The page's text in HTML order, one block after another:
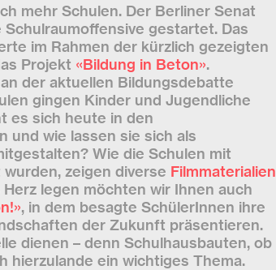
mehr Schulen. Der Berliner Senat
gestartet. Das
im Rahmen der kürzlich gezeigten
Projekt «Bildung in Beton».
der aktuellen Bildungsdebatte
gingen Kinder und Jugendliche
es sich heute in den
und wie lassen sie sich als
Wie die Schulen mit
zeigen diverse Filmmaterialien
legen möchten wir Ihnen auch
, in dem besagte SchülerInnen ihre
der Zukunft präsentieren.
dienen – denn Schulhausbauten, ob
hierzulande ein wichtiges Thema.